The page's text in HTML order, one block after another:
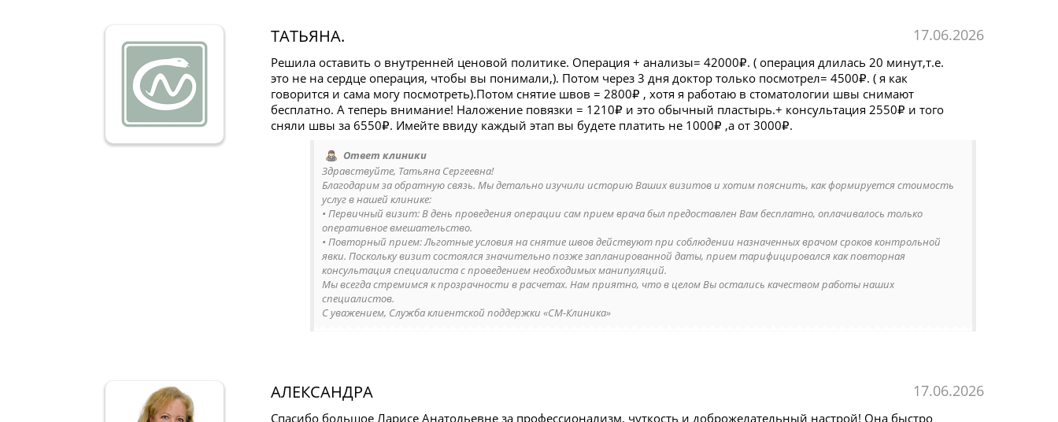
ТАТЬЯНА. 17.06.2026
Решила оставить о внутренней ценовой политике. Операция + анализы= 42000₽. ( операция длилась 20 минут,т.е.
это не на сердце операция, чтобы вы понимали,). Потом через 3 дня доктор только посмотрел= 4500₽. ( я как
говорится и сама могу посмотреть).Потом снятие швов = 2800₽ , хотя я работаю в стоматологии швы снимают
бесплатно. А теперь внимание! Наложение повязки = 1210₽ и это обычный пластырь.+ консультация 2550₽ и того
сняли швы за 6550₽. Имейте ввиду каждый этап вы будете платить не 1000₽ ,а от 3000₽.
Ответ клиники
Здравствуйте, Татьяна Сергеевна!
Благодарим за обратную связь. Мы детально изучили историю Ваших визитов и хотим пояснить, как формируется стоимость
услуг в нашей клинике:
• Первичный визит: В день проведения операции сам прием врача был предоставлен Вам бесплатно, оплачивалось только
оперативное вмешательство.
• Повторный прием: Льготные условия на снятие швов действуют при соблюдении назначенных врачом сроков контрольной
явки. Поскольку визит состоялся значительно позже запланированной даты, прием тарифицировался как повторная
консультация специалиста с проведением необходимых манипуляций.
Мы всегда стремимся к прозрачности в расчетах. Нам приятно, что в целом Вы остались качеством работы наших
специалистов.
С уважением, Служба клиентской поддержки «СМ-Клиника»
АЛЕКСАНДРА 17.06.2026
Спасибо большое Ларисе Анатольевне за профессионализм, чуткость и доброжелательный настрой! Она быстро